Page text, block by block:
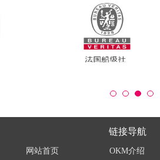
链接导航
网站首页 OKM介绍